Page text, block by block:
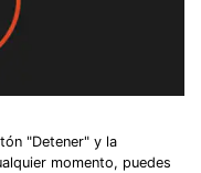
"Detener" y la
momento, puedes